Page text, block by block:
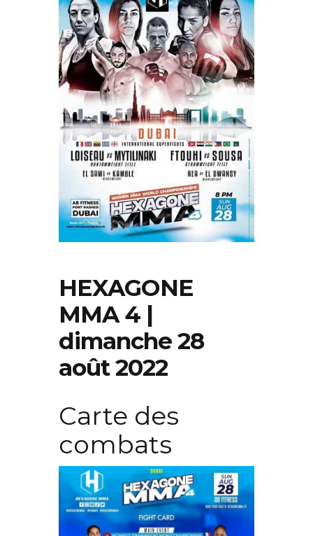
HEXAGONE
MMA 4 |
dimanche 28
août 2022
Carte des
combats